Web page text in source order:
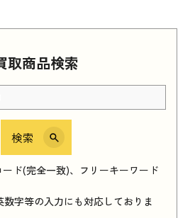
取商品検索
検索
ード(完全一致)、フリーキーワード
数字等の入力にも対応しておりま
Series 11 2025 新品買取価格はこ
シリーズ 2025
シリーズ 2025 新品買取価格はこち